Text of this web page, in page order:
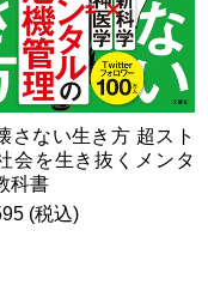
さない生き方 超スト
会を生き抜くメンタ
科書
(税込)